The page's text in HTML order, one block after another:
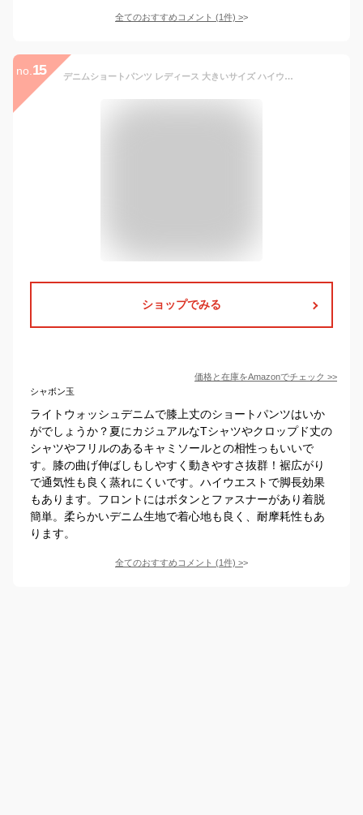
全てのおすすめコメント (1件) >
no. 15 デニムショートパンツ レディース 大きいサイズ ハイウエスト ジーンズ 夏 美脚 短パン カジュアル 脚長 ハーフパンツ 美尻 着回し ストレッチ 半ズボン 韓国 無地 ストリート系 通勤 通学 着痩せ ゆったり シンプル ウォッシュ(ライトブルー,M)
ショップでみる
価格と在庫をAmazonでチェック >>
シャボン玉
ライトウォッシュデニムで膝上丈のショートパンツはいか
がでしょうか？夏にカジュアルなTシャツやクロップド丈の
シャツやフリルのあるキャミソールとの相性っもいいで
す。膝の曲げ伸ばしもしやすく動きやすさ抜群！裾広がり
で通気性も良く蒸れにくいです。ハイウエストで脚長効果
もあります。フロントにはボタンとファスナーがあり着脱
簡単。柔らかいデニム生地で着心地も良く、耐摩耗性もあ
ります。
全てのおすすめコメント (1件) >